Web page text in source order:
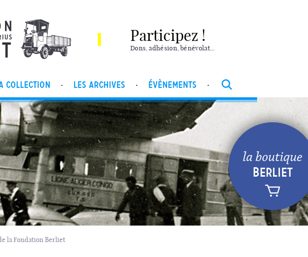
Participez !
Dons ,adhésion bénévolat...
BERLIET
COLLECTION LES ARCHIVES ÉVÈNEMENTS
la Fondation Berliet